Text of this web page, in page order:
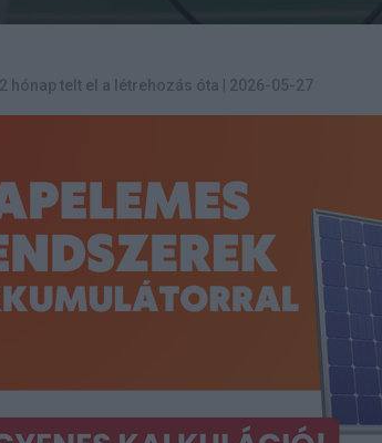
2 hónap telt el a létrehozás óta | 2026-05-27